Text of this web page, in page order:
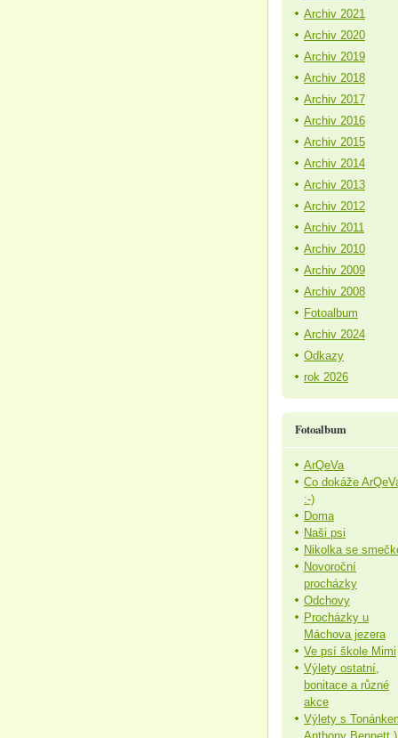
Archiv 2021
Archiv 2020
Archiv 2019
Archiv 2018
Archiv 2017
Archiv 2016
Archiv 2015
Archiv 2014
Archiv 2013
Archiv 2012
Archiv 2011
Archiv 2010
Archiv 2009
Archiv 2008
Fotoalbum
Archiv 2024
Odkazy
rok 2026
Fotoalbum
ArQeVa
Co dokáže
:-)
Doma
Naši psi
Nikolka se
Novoroční
procházky
Odchovy
Procházky u
Máchova jezera
Ve psí škole Mimi
Výlety ostatní,
bonitace a různé
akce
Výlety s